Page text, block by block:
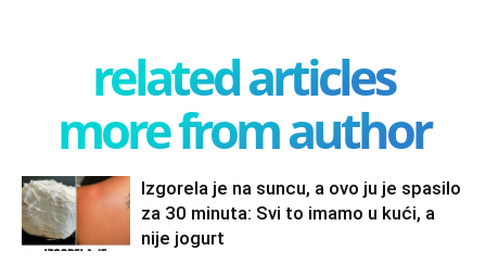
related articles
more from author
Izgorela je na suncu, a ovo ju je spasilo
za 30 minuta: Svi to imamo u kući, a
nije jogurt